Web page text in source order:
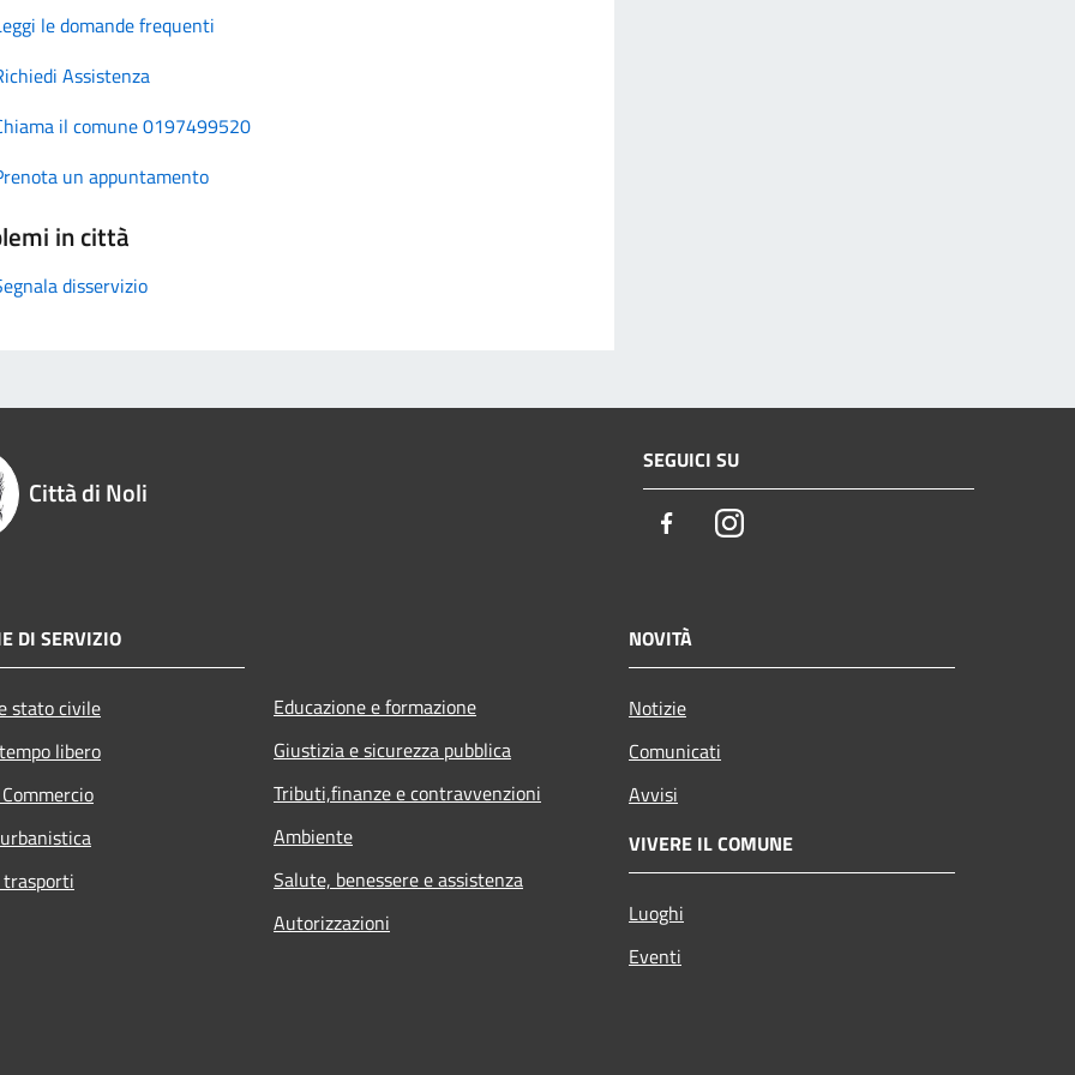
le domande frequenti
Assistenza
il comune 0197499520
un appuntamento
in città
disservizio
Città di Noli
SEGUICI SU
FacebookInstagram
DI SERVIZIO
stato civile
libero
Educazione e formazione
Giustizia e sicurezza pubblica
Tributi,finanze e contravvenzioni
Ambiente
Salute, benessere e assistenza
Autorizzazioni
NOVITÀ
Notizie
Comunicati
Avvisi
VIVERE IL COMUNE
Luoghi
Eventi